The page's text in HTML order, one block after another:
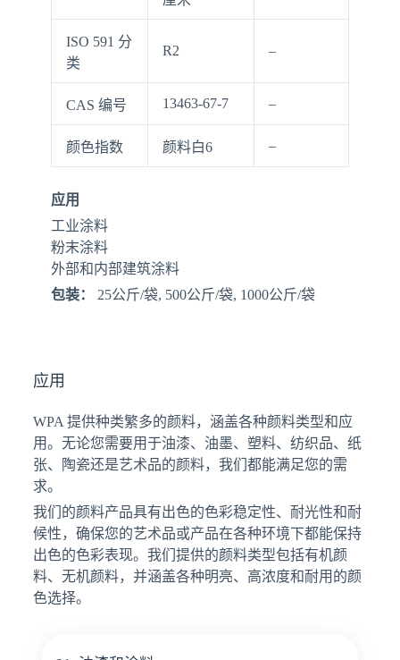
ISO 591 分
类
R2 –
CAS 编号 13463-67-7 –
颜色指数 颜料白6 –
应用
工业涂料
粉末涂料
外部和内部建筑涂料
包装： 25公斤/袋, 500公斤/袋, 1000公斤/袋
应用
WPA 提供种类繁多的颜料，涵盖各种颜料类型和应
用。无论您需要用于油漆、油墨、塑料、纺织品、纸
张、陶瓷还是艺术品的颜料，我们都能满足您的需
求。
我们的颜料产品具有出色的色彩稳定性、耐光性和耐
候性，确保您的艺术品或产品在各种环境下都能保持
出色的色彩表现。我们提供的颜料类型包括有机颜
料、无机颜料，并涵盖各种明亮、高浓度和耐用的颜
色选择。